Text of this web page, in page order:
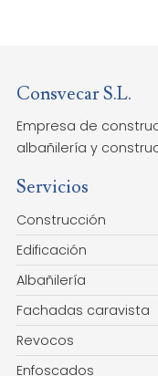
Consvecar S.L.
Empresa de
albañilería y
Servicios
Construcción
Edificación
Albañilería
Fachadas caravista
Revocos
Enfoscados